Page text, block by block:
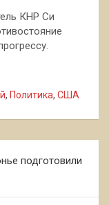
КНР Си
, Политика, США
подготовили